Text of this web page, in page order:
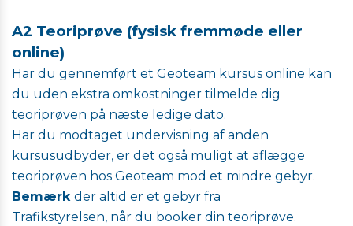
A2 Teoriprøve (fysisk fremmøde eller
online)
Har du gennemført et Geoteam kursus online kan
du uden ekstra omkostninger tilmelde dig
teoriprøven på næste ledige dato.
Har du modtaget undervisning af anden
kursusudbyder, er det også muligt at aflægge
teoriprøven hos Geoteam mod et mindre gebyr.
Bemærk der altid er et gebyr fra
Trafikstyrelsen, når du booker din teoriprøve.